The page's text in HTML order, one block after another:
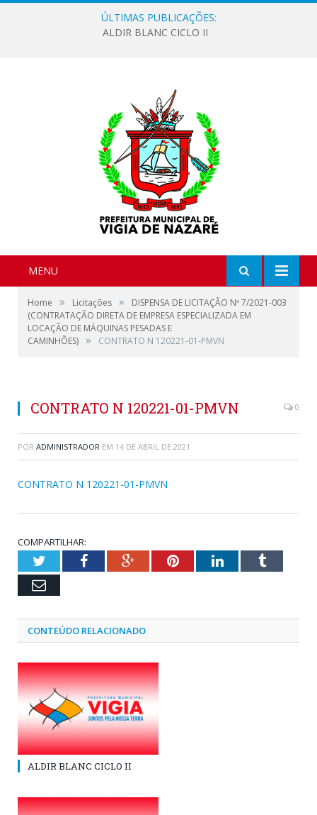
ÚLTIMAS PUBLICAÇÕES:
ALDIR BLANC CICLO II
MENU
Home » Licitações »
DISPENSA DE LICITAÇÃO Nº 7/2021-003
(CONTRATAÇÃO DIRETA DE EMPRESA ESPECIALIZADA EM
LOCAÇÃO DE MÁQUINAS PESADAS E
CAMINHÕES) » CONTRATO N 120221-01-PMVN
CONTRATO N 120221-01-PMVN 0
POR ADMINISTRADOR EM 14 DE ABRIL DE 2021
CONTRATO N 120221-01-PMVN
COMPARTILHAR:
TwitterFacebookGoogle+PinterestLinkedInTumblr
Email
CONTEÚDO RELACIONADO
ALDIR BLANC CICLO II